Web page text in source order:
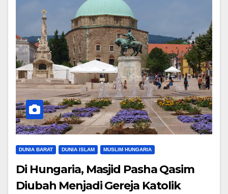
DUNIA BARAT DUNIA ISLAM MUSLIM HUNGARIA
Di Hungaria, Masjid Pasha Qasim
Diubah Menjadi Gereja Katolik